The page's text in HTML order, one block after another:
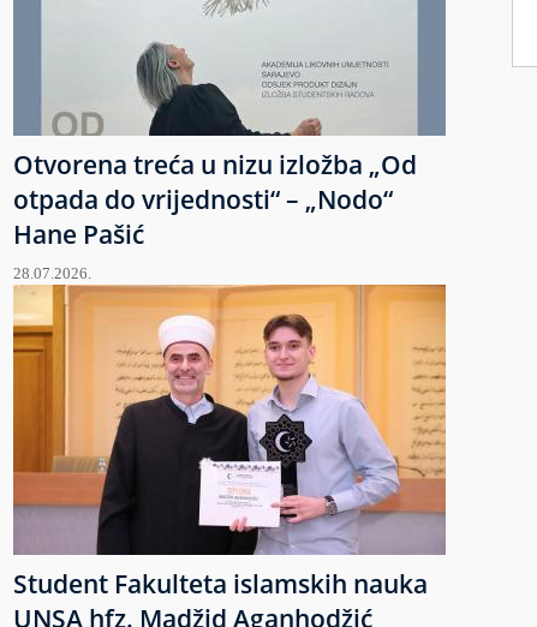
Otvorena treća u nizu izložba „Od
otpada do vrijednosti“ – „Nodo“
Hane Pašić
28.07.2026.
Student Fakulteta islamskih nauka
UNSA hfz. Madžid Aganhodžić